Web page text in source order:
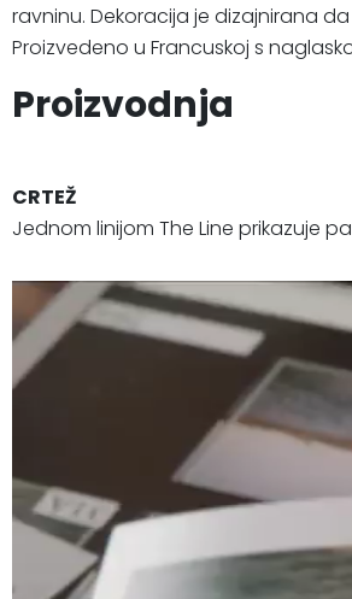
ravninu. Dekoracija je dizajnirana
Proizvedeno u Francuskoj s
Proizvodnja
CRTEŽ
Jednom linijom The Line prikazuje